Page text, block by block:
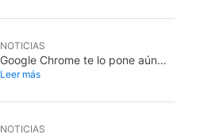
NOTICIAS
Google Chrome te lo pone aún
más fácil para que uses las
Leer más
NOTICIAS